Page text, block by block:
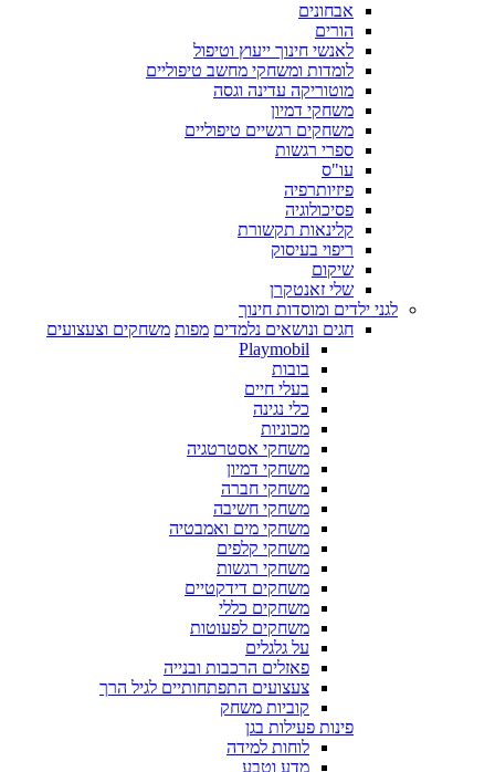
אבחונים
הורים
לאנשי חינוך ייעוץ וטיפול
לומדות ומשחקי מחשב טיפוליים
מוטוריקה עדינה וגסה
משחקי דמיון
משחקים רגשיים טיפוליים
ספרי רגשות
עו"ס
פיזיותרפיה
פסיכולוגיה
קלינאות תקשורת
ריפוי בעיסוק
שיקום
שלי זאנטקרן
לגני ילדים ומוסדות חינוך
חגים ונושאים נלמדים מפות משחקים וצעצועים
Playmobil
בובות
בעלי חיים
כלי נגינה
מכוניות
משחקי אסטרטגיה
משחקי דמיון
משחקי חברה
משחקי חשיבה
משחקי מים ואמבטיה
משחקי קלפים
משחקי רגשות
משחקים דידקטיים
משחקים כללי
משחקים לפעוטות
על גלגלים
פאזלים הרכבות ובנייה
צעצועים התפתחותיים לגיל הרך
קוביות משחק
פינות פעילות בגן
לוחות למידה
מדע וטבע